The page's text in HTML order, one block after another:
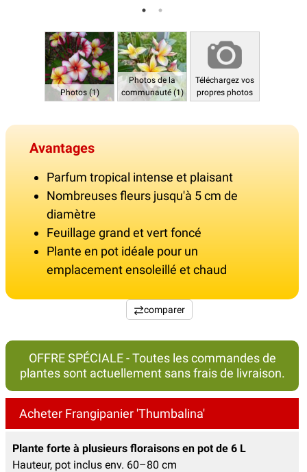
Photos (1)
Photos de la
communauté (1)
Téléchargez vos
propres photos
Avantages
Parfum tropical intense et plaisant
Nombreuses fleurs jusqu'à 5 cm de
diamètre
Feuillage grand et vert foncé
Plante en pot idéale pour un
emplacement ensoleillé et chaud
comparer
OFFRE SPÉCIALE - Toutes les commandes de
plantes sont actuellement sans frais de livraison.
Acheter Frangipanier 'Thumbalina'
Plante forte à plusieurs floraisons en pot de 6 L
Hauteur, pot inclus env. 60–80 cm